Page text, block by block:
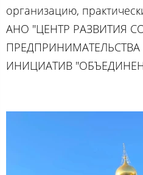
организацию,
АНО "ЦЕНТР РАЗВИТИЯ
ИНИЦИАТИВ